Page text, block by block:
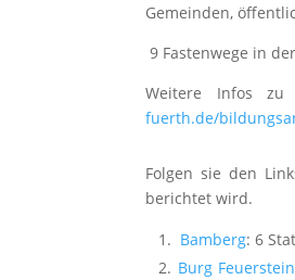
Gemeinden,
9 Fastenwege in
Weitere Infos zu
fuerth.de/
Folgen sie den
berichtet wird.
Bamberg: 6
Burg